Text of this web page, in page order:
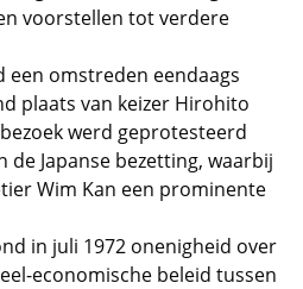
voorstellen tot verdere
een omstreden eendaags
plaats van keizer Hirohito
werd geprotesteerd
Japanse bezetting, waarbij
Wim Kan een prominente
in juli 1972 onenigheid over
economische beleid tussen